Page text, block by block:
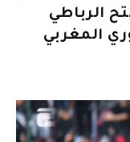
الرباطي
المغربي